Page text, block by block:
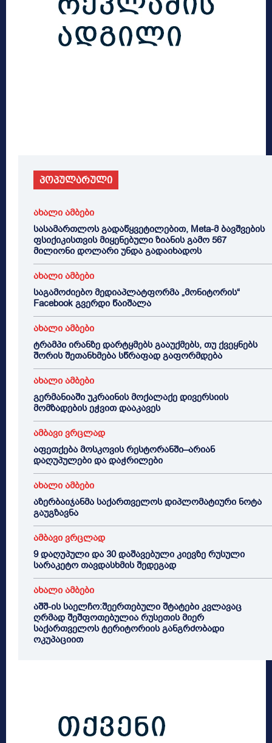
პოპულარული
ახალი ამბები
სასამართლოს გადაწყვეტილებით, Meta-მ ბავშვების
ფსიქიკისთვის მიყენებული ზიანის გამო 567
მილიონი დოლარი უნდა გადაიხადოს
ახალი ამბები
საგამოძიებო მედიაპლატფორმა „მონიტორის“
Facebook გვერდი წაიშალა
ახალი ამბები
ტრამპი ირანზე დარტყმებს გააუქმებს, თუ ქვეყნებს
შორის შეთანხმება სწრაფად გაფორმდება
ახალი ამბები
გერმანიაში უკრაინის მოქალაქე დივერსიის
მომზადების ეჭვით დააკავეს
ამბავი ვრცლად
აფეთქება მოსკოვის რესტორანში–არიან
დაღუპულები და დაჭრილები
ახალი ამბები
აზერბაიჯანმა საქართველოს დიპლომატიური ნოტა
გაუგზავნა
ამბავი ვრცლად
9 დაღუპული და 30 დაშავებული კიევზე რუსული
სარაკეტო თავდასხმის შედეგად
ახალი ამბები
აშშ-ის საელჩო:შეერთებული შტატები კვლავაც
ღრმად შეშფოთებულია რუსეთის მიერ
საქართველოს ტერიტორიის განგრძობადი
ოკუპაციით